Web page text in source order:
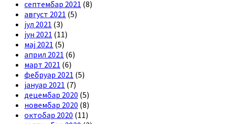
септембар 2021 (8)
август 2021 (5)
јул 2021 (3)
јун 2021 (11)
мај 2021 (5)
април 2021 (6)
март 2021 (6)
фебруар 2021 (5)
јануар 2021 (7)
децембар 2020 (5)
новембар 2020 (8)
октобар 2020 (11)